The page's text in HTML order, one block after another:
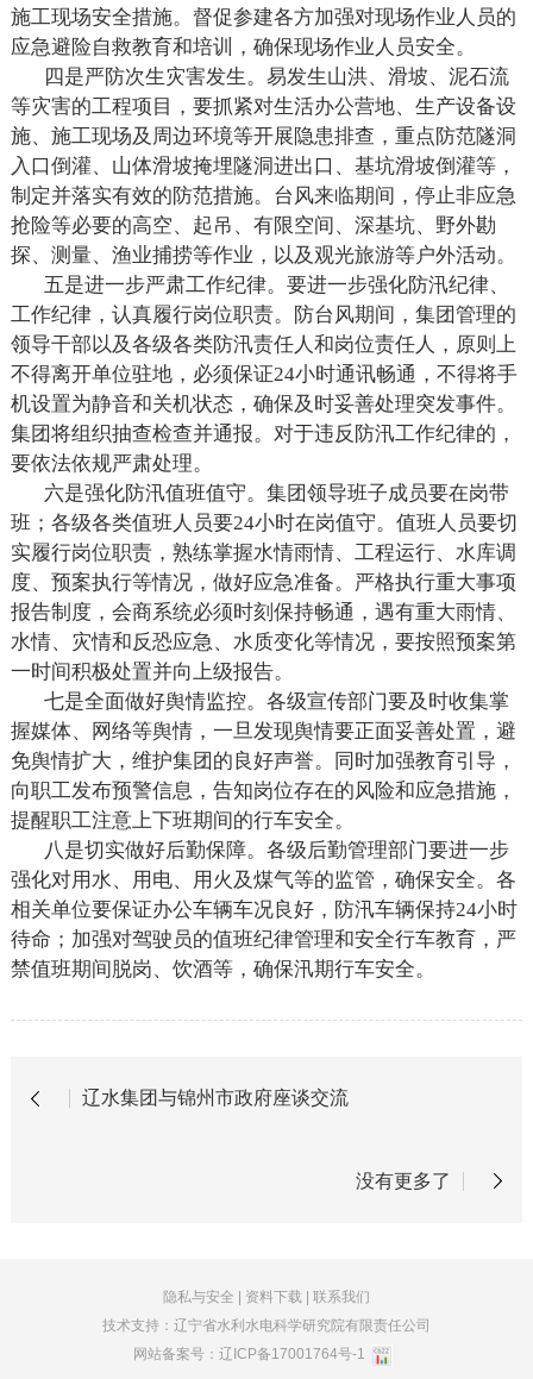
施工现场安全措施。督促参建各方加强对现场作业人员的
应急避险自救教育和培训，确保现场作业人员安全。
四是严防次生灾害发生。易发生山洪、滑坡、泥石流
等灾害的工程项目，要抓紧对生活办公营地、生产设备设
施、施工现场及周边环境等开展隐患排查，重点防范隧洞
入口倒灌、山体滑坡掩埋隧洞进出口、基坑滑坡倒灌等，
制定并落实有效的防范措施。台风来临期间，停止非应急
抢险等必要的高空、起吊、有限空间、深基坑、野外勘
探、测量、渔业捕捞等作业，以及观光旅游等户外活动。
五是进一步严肃工作纪律。要进一步强化防汛纪律、
工作纪律，认真履行岗位职责。防台风期间，集团管理的
领导干部以及各级各类防汛责任人和岗位责任人，原则上
不得离开单位驻地，必须保证24小时通讯畅通，不得将手
机设置为静音和关机状态，确保及时妥善处理突发事件。
集团将组织抽查检查并通报。对于违反防汛工作纪律的，
要依法依规严肃处理。
六是强化防汛值班值守。集团领导班子成员要在岗带
班；各级各类值班人员要24小时在岗值守。值班人员要切
实履行岗位职责，熟练掌握水情雨情、工程运行、水库调
度、预案执行等情况，做好应急准备。严格执行重大事项
报告制度，会商系统必须时刻保持畅通，遇有重大雨情、
水情、灾情和反恐应急、水质变化等情况，要按照预案第
一时间积极处置并向上级报告。
七是全面做好舆情监控。各级宣传部门要及时收集掌
握媒体、网络等舆情，一旦发现舆情要正面妥善处置，避
免舆情扩大，维护集团的良好声誉。同时加强教育引导，
向职工发布预警信息，告知岗位存在的风险和应急措施，
提醒职工注意上下班期间的行车安全。
八是切实做好后勤保障。各级后勤管理部门要进一步
强化对用水、用电、用火及煤气等的监管，确保安全。各
相关单位要保证办公车辆车况良好，防汛车辆保持24小时
待命；加强对驾驶员的值班纪律管理和安全行车教育，严
禁值班期间脱岗、饮酒等，确保汛期行车安全。
辽水集团与锦州市政府座谈交流
没有更多了
隐私与安全 资料下载|
联系我们
技术支持：辽宁省水利水电科学研究院有限责任公司
网站备案号：辽ICP备17001764号-1